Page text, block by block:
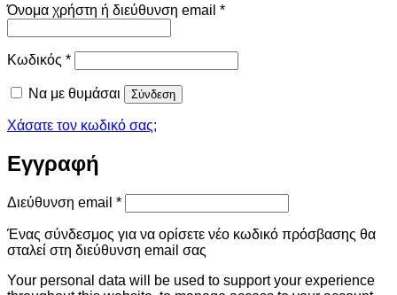
Όνομα χρήστη ή διεύθυνση email *Απαιτείται
Κωδικός *Απαιτείται
Να με θυμάσαι Σύνδεση
Χάσατε τον κωδικό σας;
Εγγραφή
Διεύθυνση email *Απαιτείται
Ένας σύνδεσμος για να ορίσετε νέο κωδικό πρόσβασης θα
σταλεί στη διεύθυνση email σας
Your personal data will be used to support your experience